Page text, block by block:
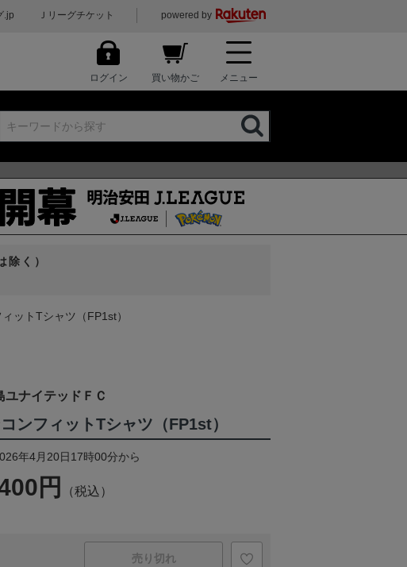
.jp Ｊリーグチケット powered by
ログイン 買い物かご メニュー
除く）
ットTシャツ（FP1st）
ユナイテッドＦＣ
ンフィットTシャツ（FP1st）
年4月20日17時00分から
円 （税込）
売り切れ